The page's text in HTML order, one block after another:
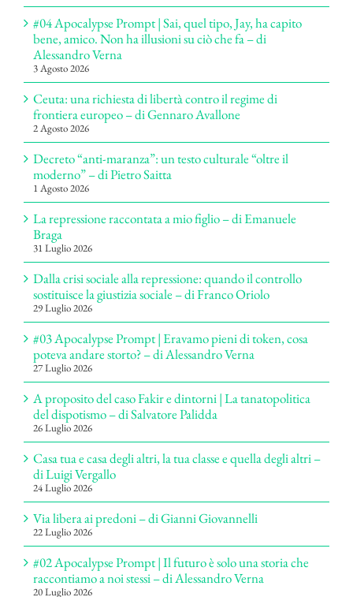
#04 Apocalypse Prompt | Sai, quel tipo, Jay, ha capito
bene, amico. Non ha illusioni su ciò che fa – di
Alessandro Verna
3 Agosto 2026
Ceuta: una richiesta di libertà contro il regime di
frontiera europeo – di Gennaro Avallone
2 Agosto 2026
Decreto “anti-maranza”: un testo culturale “oltre il
moderno” – di Pietro Saitta
1 Agosto 2026
La repressione raccontata a mio figlio – di Emanuele
Braga
31 Luglio 2026
Dalla crisi sociale alla repressione: quando il controllo
sostituisce la giustizia sociale – di Franco Oriolo
29 Luglio 2026
#03 Apocalypse Prompt | Eravamo pieni di token, cosa
poteva andare storto? – di Alessandro Verna
27 Luglio 2026
A proposito del caso Fakir e dintorni | La tanatopolitica
del dispotismo – di Salvatore Palidda
26 Luglio 2026
Casa tua e casa degli altri, la tua classe e quella degli altri –
di Luigi Vergallo
24 Luglio 2026
Via libera ai predoni – di Gianni Giovannelli
22 Luglio 2026
#02 Apocalypse Prompt | Il futuro è solo una storia che
raccontiamo a noi stessi – di Alessandro Verna
20 Luglio 2026